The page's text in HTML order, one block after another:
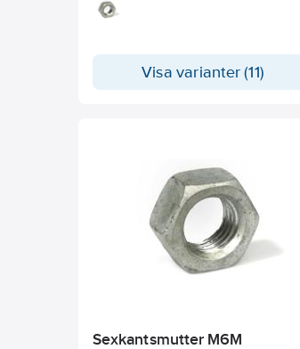
4032. Stål Klass 8 enligt ISO 898-2
För att hämta ditt certifikat skriver du
Visa varianter (11)
Sexkantsmutter M6M